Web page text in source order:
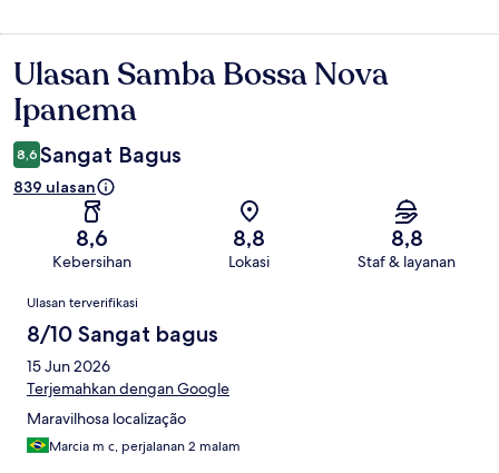
Ulasan
Ulasan Samba Bossa Nova
Ipanema
8,6 Sangat Bagus
839 ulasan
8,6
Kebersihan
8,8
Lokasi
8,8
Staf & layanan
Ulasan
Ulasan terverifikasi
8/10 Sangat bagus
15 Jun 2026
Terjemahkan dengan Google
Maravilhosa localização
Marcia m c, perjalanan 2 malam